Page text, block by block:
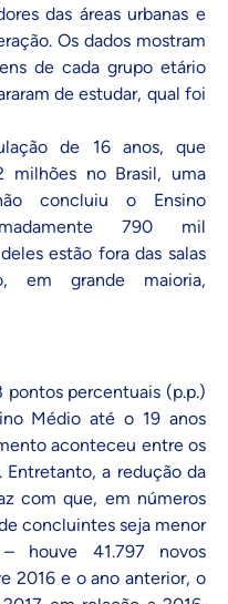
das áreas urbanas e
Os dados mostram
de cada grupo etário
de estudar, qual foi
de 16 anos, que
milhões no Brasil, uma
concluiu o Ensino
790 mil
estão fora das salas
em grande maioria,
percentuais (p.p.)
Médio até o 19 anos
aconteceu entre os
Entretanto, a redução da
com que, em números
concluintes seja menor
houve 41.797 novos
2016 e o ano anterior, o